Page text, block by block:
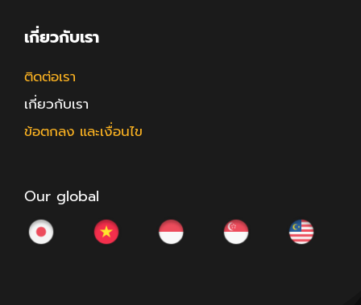
เกี่ยวกับเรา
ติดต่อเรา
เกี่ยวกับเรา
ข้อตกลง และเงื่อนไข
Our global